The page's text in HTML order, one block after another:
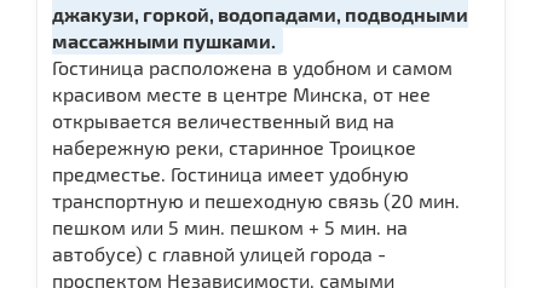
джакузи, горкой, водопадами, подводными
массажными пушками.
Гостиница расположена в удобном и самом
красивом месте в центре Минска, от нее
открывается величественный вид на
набережную реки, старинное Троицкое
предместье. Гостиница имеет удобную
транспортную и пешеходную связь (20 мин.
пешком или 5 мин. пешком + 5 мин. на
автобусе) с главной улицей города -
проспектом Независимости, самыми